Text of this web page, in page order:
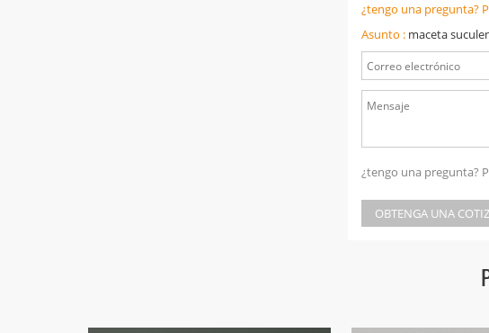
¿tengo una pregunta?
Asunto : maceta
¿tengo una pregunta?
OBTENGA UNA